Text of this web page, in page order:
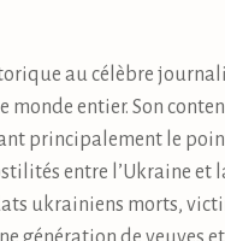
au célèbre
entier. Son
principalement le
entre l’Ukraine et
ukrainiens morts,